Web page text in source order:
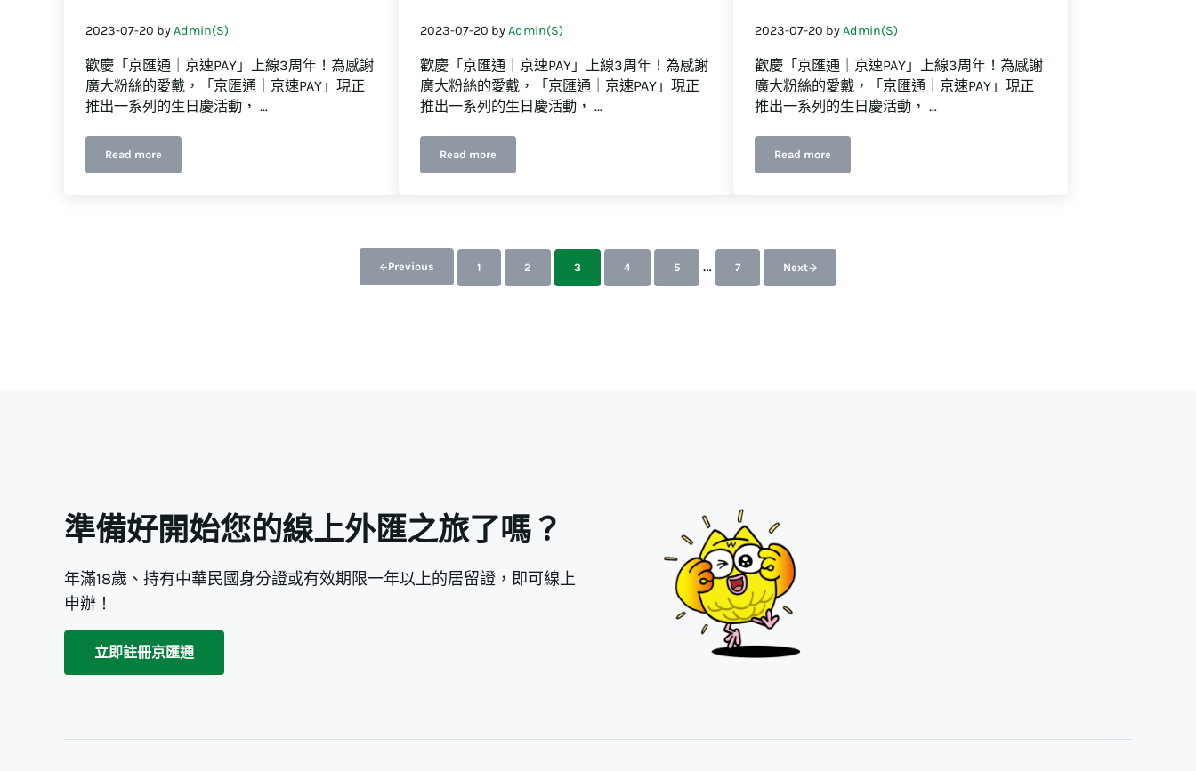
2023-07-20 byAdmin(S)
歡慶「京匯通｜京速PAY」上線3周年！為感謝
廣大粉絲的愛戴，「京匯通｜京速PAY」現正
推出一系列的生日慶活動， …
Read more【2023嗚啾3歲生日慶】「啾」是想薦你！
2023-07-20 byAdmin(S)
歡慶「京匯通｜京速PAY」上線3周年！為感謝
廣大粉絲的愛戴，「京匯通｜京速PAY」現正
推出一系列的生日慶活動， …
Read more【2023嗚啾3歲生日慶】分享「啾」好康！
2023-07-20 byAdmin(S)
歡慶「京匯通｜京速PAY」上線3周年！為感謝
廣大粉絲的愛戴，「京匯通｜京速PAY」現正
推出一系列的生日慶活動， …
Read more【2023嗚啾3歲生日慶】新戶專屬「啾」甘新ㄟ！
Previous 前往指定頁數
1 前往指定頁數
2 前往指定頁數
3 前往指定頁數
4 前往指定頁數
5 可略過的過渡頁面
… 前往指定頁數
7 Next
準備好開始您的線上外匯之旅了嗎？
年滿18歲、持有中華民國身分證或有效期限一年以上的居留證，即可線上
申辦！
立即註冊京匯通